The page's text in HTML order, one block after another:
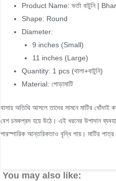
Product Name: ভর্তা বাটুনি |
Shape: Round
Diameter:
9 inches (Small)
11 inches (Large)
Quantity: 1 pcs (থালা+বাটুনি)
Material: পোড়ামাটি
বাসায় অতিথি আসলে তাদের সামনে মাটির খোঁদাই
বেশ চমকপ্রদ হয়ে উঠে। এই ধরনের উপাদান
পারস্পারিক আন্তরিকতাও বৃদ্ধি পায়। মাটির পাত্র
You may also like: